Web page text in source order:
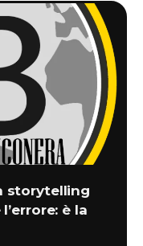
storytelling
è la